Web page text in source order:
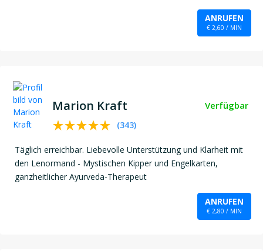
ANRUFEN
€ 2,60 / MIN
Marion Kraft
(343)
Verfügbar
Täglich erreichbar. Liebevolle Unterstützung und Klarheit mit
den Lenormand - Mystischen Kipper und Engelkarten,
ganzheitlicher Ayurveda-Therapeut
ANRUFEN
€ 2,80 / MIN